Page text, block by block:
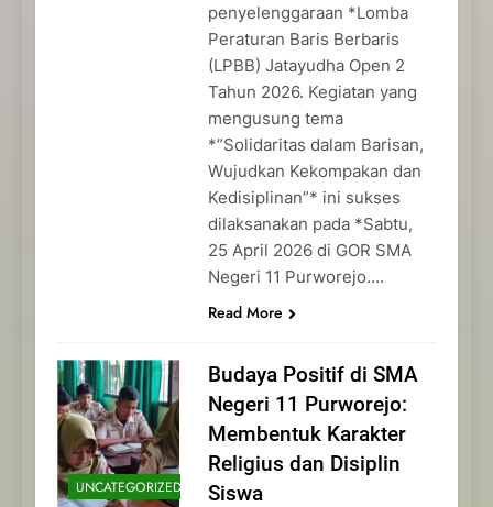
penyelenggaraan *Lomba
Peraturan Baris Berbaris
(LPBB) Jatayudha Open 2
Tahun 2026. Kegiatan yang
mengusung tema
*”Solidaritas dalam Barisan,
Wujudkan Kekompakan dan
Kedisiplinan”* ini sukses
dilaksanakan pada *Sabtu,
25 April 2026 di GOR SMA
Negeri 11 Purworejo….
Read More
UNCATEGORIZED
Budaya Positif di SMA
Negeri 11 Purworejo:
Membentuk Karakter
Religius dan Disiplin
Siswa